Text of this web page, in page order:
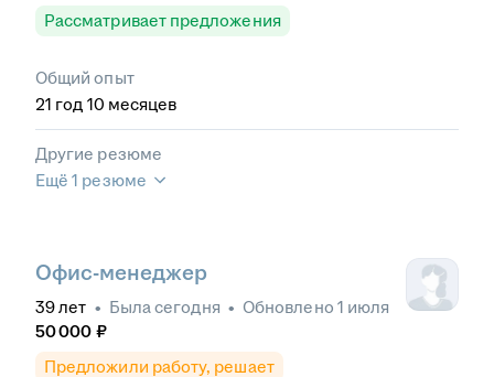
Рассматривает предложения
Общий опыт
21 год 10 месяцев
Другие резюме
Ещё 1 резюме
Офис-менеджер
39лет • Быласегодня • Обновлено 1 июля
50 000 ₽
Предложили работу, решает